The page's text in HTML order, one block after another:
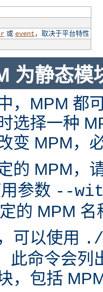
或 event，取决于平台特性
为静态模
，MPM 都
选择一种
变 MPM，
的 MPM，
参数 --
的 MPM 名
可以使用
此命令会列
，包括